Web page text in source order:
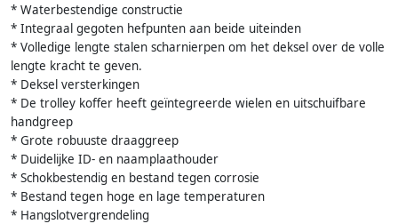
* Waterbestendige constructie
* Integraal gegoten hefpunten aan beide uiteinden
* Volledige lengte stalen scharnierpen om het deksel over de volle
lengte kracht te geven.
* Deksel versterkingen
* De trolley koffer heeft geïntegreerde wielen en uitschuifbare
handgreep
* Grote robuuste draaggreep
* Duidelijke ID- en naamplaathouder
* Schokbestendig en bestand tegen corrosie
* Bestand tegen hoge en lage temperaturen
* Hangslotvergrendeling